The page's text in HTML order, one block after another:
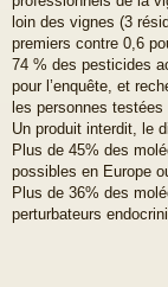
loin des vignes (3
premiers contre 0,6
74 % des pesticides
pour l’enquête, et
les personnes testées
Un produit interdit, le
Plus de 45% des
possibles en Europe
Plus de 36% des
perturbateurs